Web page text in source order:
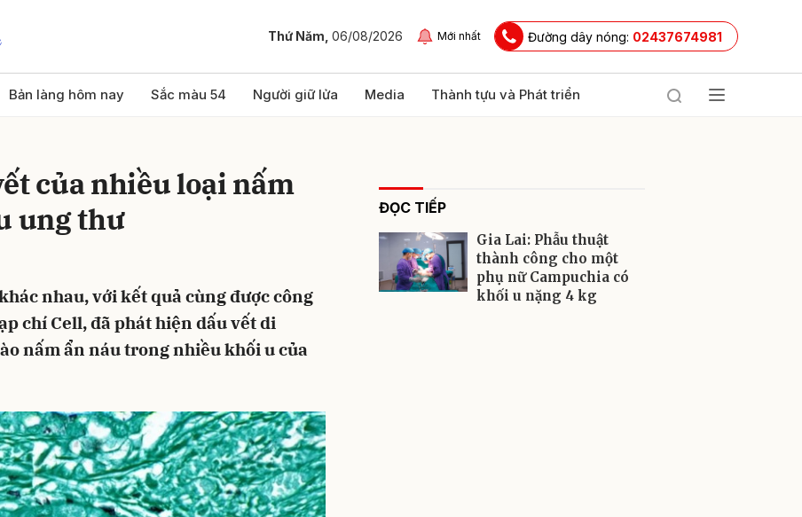
Thứ Năm, 06/08/2026 Mới nhất Đường dây nóng: 02437674981
Bản làng hôm nay Sắc màu 54 Người giữ lửa Media Thành tựu và Phát triển
của nhiều loại nấm
ung thư
nhau, với kết quả cùng được công
chí Cell, đã phát hiện dấu vết di
nấm ẩn náu trong nhiều khối u của
ĐỌC TIẾP
Gia Lai: Phẫu thuật
thành công cho một
phụ nữ Campuchia có
khối u nặng 4 kg
luận
Hủy Gửi